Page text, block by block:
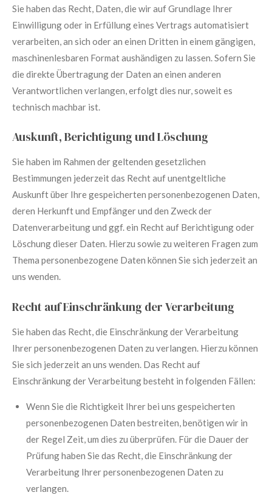
Sie haben das Recht, Daten, die wir auf Grundlage Ihrer
Einwilligung oder in Erfüllung eines Vertrags automatisiert
verarbeiten, an sich oder an einen Dritten in einem gängigen,
maschinenlesbaren Format aushändigen zu lassen. Sofern Sie
die direkte Übertragung der Daten an einen anderen
Verantwortlichen verlangen, erfolgt dies nur, soweit es
technisch machbar ist.
Auskunft, Berichtigung und Löschung
Sie haben im Rahmen der geltenden gesetzlichen
Bestimmungen jederzeit das Recht auf unentgeltliche
Auskunft über Ihre gespeicherten personenbezogenen Daten,
deren Herkunft und Empfänger und den Zweck der
Datenverarbeitung und ggf. ein Recht auf Berichtigung oder
Löschung dieser Daten. Hierzu sowie zu weiteren Fragen zum
Thema personenbezogene Daten können Sie sich jederzeit an
uns wenden.
Recht auf Einschränkung der Verarbeitung
Sie haben das Recht, die Einschränkung der Verarbeitung
Ihrer personenbezogenen Daten zu verlangen. Hierzu können
Sie sich jederzeit an uns wenden. Das Recht auf
Einschränkung der Verarbeitung besteht in folgenden Fällen:
Wenn Sie die Richtigkeit Ihrer bei uns gespeicherten
personenbezogenen Daten bestreiten, benötigen wir in
der Regel Zeit, um dies zu überprüfen. Für die Dauer der
Prüfung haben Sie das Recht, die Einschränkung der
Verarbeitung Ihrer personenbezogenen Daten zu
verlangen.